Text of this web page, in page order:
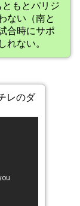
ともとパリジ
ない（南と
合時にサポ
れない。
レのダ